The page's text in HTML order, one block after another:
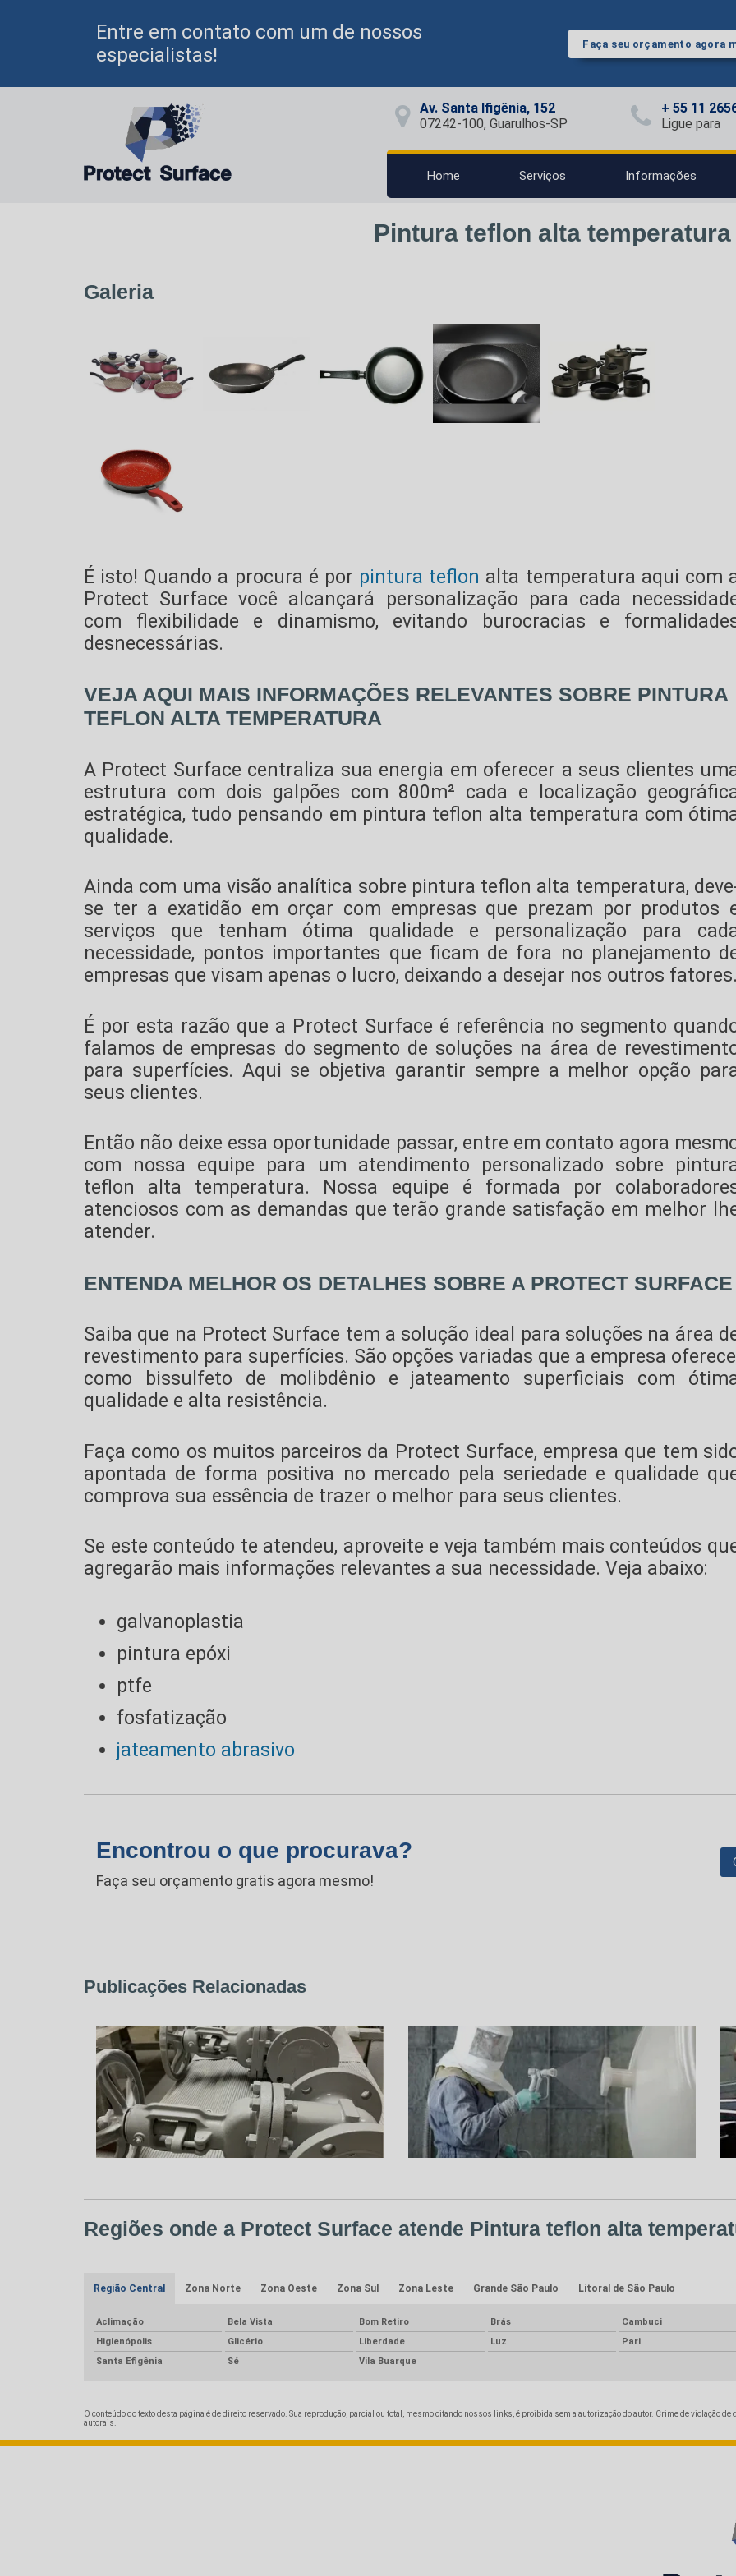
Entre em contato com um de nossos
especialistas!
Faça seu orçamento agora
Av. Santa Ifigênia, 152
07242-100, Guarulhos-SP
+ 55 11
Ligue para
Home Serviços Informações
Pintura teflon alta temperatura
Galeria
É isto! Quando a procura é por pintura teflon alta temperatura aqui com
Protect Surface você alcançará personalização para cada
com flexibilidade e dinamismo, evitando burocracias e
desnecessárias.
VEJA AQUI MAIS INFORMAÇÕES RELEVANTES SOBRE PINTURA
TEFLON ALTA TEMPERATURA
A Protect Surface centraliza sua energia em oferecer a seus clientes
estrutura com dois galpões com 800m² cada e localização
estratégica, tudo pensando em pintura teflon alta temperatura com
qualidade.
Ainda com uma visão analítica sobre pintura teflon alta temperatura,
se ter a exatidão em orçar com empresas que prezam por produtos
serviços que tenham ótima qualidade e personalização para
necessidade, pontos importantes que ficam de fora no planejamento
empresas que visam apenas o lucro, deixando a desejar nos outros
É por esta razão que a Protect Surface é referência no segmento
falamos de empresas do segmento de soluções na área de
para superfícies. Aqui se objetiva garantir sempre a melhor opção
seus clientes.
Então não deixe essa oportunidade passar, entre em contato agora
com nossa equipe para um atendimento personalizado sobre
teflon alta temperatura. Nossa equipe é formada por
atenciosos com as demandas que terão grande satisfação em melhor
atender.
ENTENDA MELHOR OS DETALHES SOBRE A PROTECT SURFACE
Saiba que na Protect Surface tem a solução ideal para soluções na área
revestimento para superfícies. São opções variadas que a empresa
como bissulfeto de molibdênio e jateamento superficiais com
qualidade e alta resistência.
Faça como os muitos parceiros da Protect Surface, empresa que tem
apontada de forma positiva no mercado pela seriedade e qualidade
comprova sua essência de trazer o melhor para seus clientes.
Se este conteúdo te atendeu, aproveite e veja também mais conteúdos
agregarão mais informações relevantes a sua necessidade. Veja abaixo:
galvanoplastia
pintura epóxi
ptfe
fosfatização
jateamento abrasivo
Encontrou o que procurava?
Faça seu orçamento gratis agora mesmo!
Publicações Relacionadas
Regiões onde a Protect Surface atende Pintura teflon alta
Região Central Zona Norte Zona Oeste Zona Sul Zona Leste Grande São Paulo Litoral de São Paulo
Aclimação Bela Vista Bom Retiro Brás
Cambuci
Higienópolis
Glicério Liberdade Luz
Pari
Santa Efigênia
Sé Vila Buarque
O conteúdo do texto desta página é de direito reservado. Sua reprodução, parcial ou total, mesmo citando nossos links, é proibida sem a autorização do autor. Crime de violação
autorais